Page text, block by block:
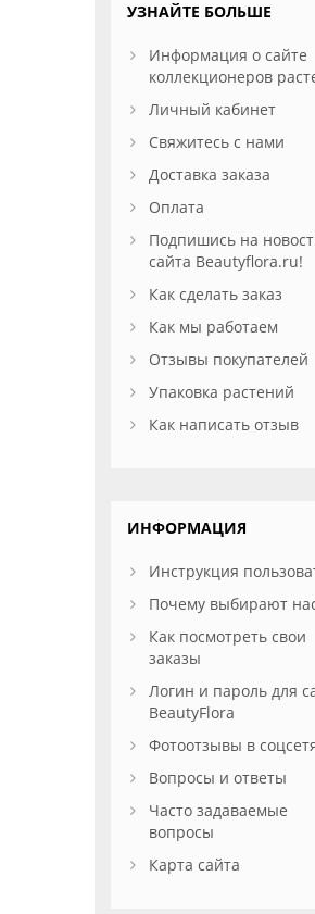
УЗНАЙТЕ БОЛЬШЕ
Информация о сайте
коллекционеров
Личный кабинет
Свяжитесь с нами
Доставка заказа
Оплата
Подпишись на
сайта Beautyflora.ru!
Как сделать заказ
Как мы работаем
Отзывы покупателей
Упаковка растений
Как написать отзыв
ИНФОРМАЦИЯ
Инструкция
Почему выбирают
Как посмотреть свои
заказы
Логин и пароль для
BeautyFlora
Фотоотзывы в
Вопросы и ответы
Часто задаваемые
вопросы
Карта сайта